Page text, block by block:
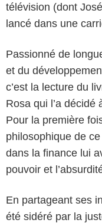
télévision (dont
lancé dans une
Passionné de
et du
c’est la lecture du
Rosa qui l’a décidé
Pour la première
philosophique de
dans la finance lui
pouvoir et
En partageant ses
été sidéré par la